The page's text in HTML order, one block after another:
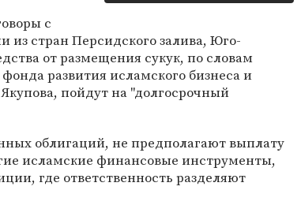
с
стран Персидского залива, Юго-
от размещения сукук, по словам
развития исламского бизнеса и
пойдут на "долгосрочный
облигаций, не предполагают выплату
исламские финансовые инструменты,
где ответственность разделяют